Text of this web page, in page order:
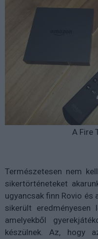
A Fire
Természetesen nem
sikertörténeteket
ugyancsak finn Rovio és
sikerült eredményesen
amelyekből
készülnek. Az, hogy